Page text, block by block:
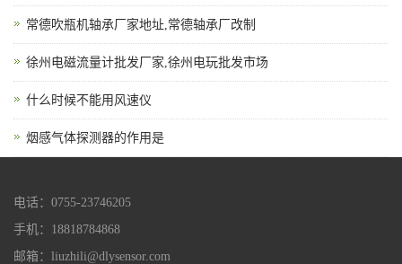
常德吹瓶机轴承厂家地址,常德轴承厂改制
徐州电磁流量计批发厂家,徐州电玩批发市场
什么时候不能用风速仪
烟感气体探测器的作用是
电话：0755-23746205
手机：18818784868
邮箱：liuzhili@dlysensor.com